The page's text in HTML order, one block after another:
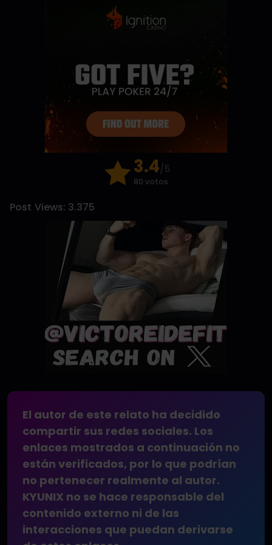
3.4/5
80 votos
Post Views: 3.375
El autor de este relato ha decidido
compartir sus redes sociales. Los
enlaces mostrados a continuación no
están verificados, por lo que podrían
no pertenecer realmente al autor.
KYUNIX no se hace responsable del
contenido externo ni de las
interacciones que puedan derivarse